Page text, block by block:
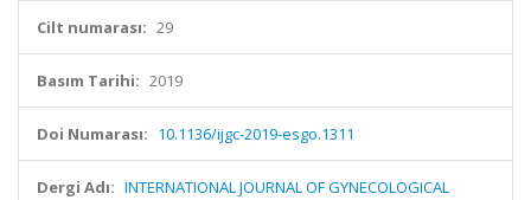
Cilt numarası: 29
Basım Tarihi: 2019
Doi Numarası: 10.1136/ijgc-2019-esgo.1311
Dergi Adı: INTERNATIONAL JOURNAL OF GYNECOLOGICAL